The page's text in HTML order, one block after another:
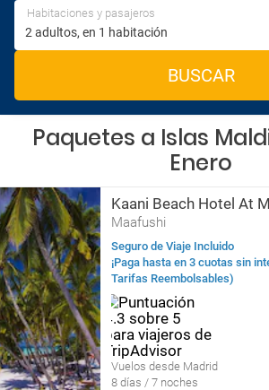
Habitaciones y pasajeros
BUSCAR
Paquetes a Islas
Enero
Kaani Beach Hotel At
Maafushi
Seguro de Viaje Incluido
¡Paga hasta en 3 cuotas sin
Tarifas Reembolsables)
Vuelos desde Madrid
8 días / 7 noches